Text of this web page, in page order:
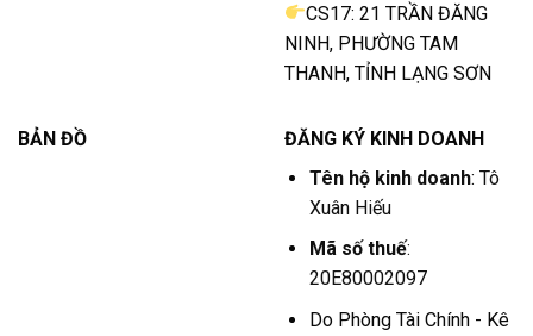
CS17: 21 TRẦN ĐĂNG
NINH, PHƯỜNG TAM
THANH, TỈNH LẠNG SƠN
BẢN ĐỒ
ĐĂNG KÝ KINH DOANH
Tên hộ kinh doanh: Tô
Xuân Hiếu
Mã số thuế:
20E80002097
Do Phòng Tài Chính - Kê